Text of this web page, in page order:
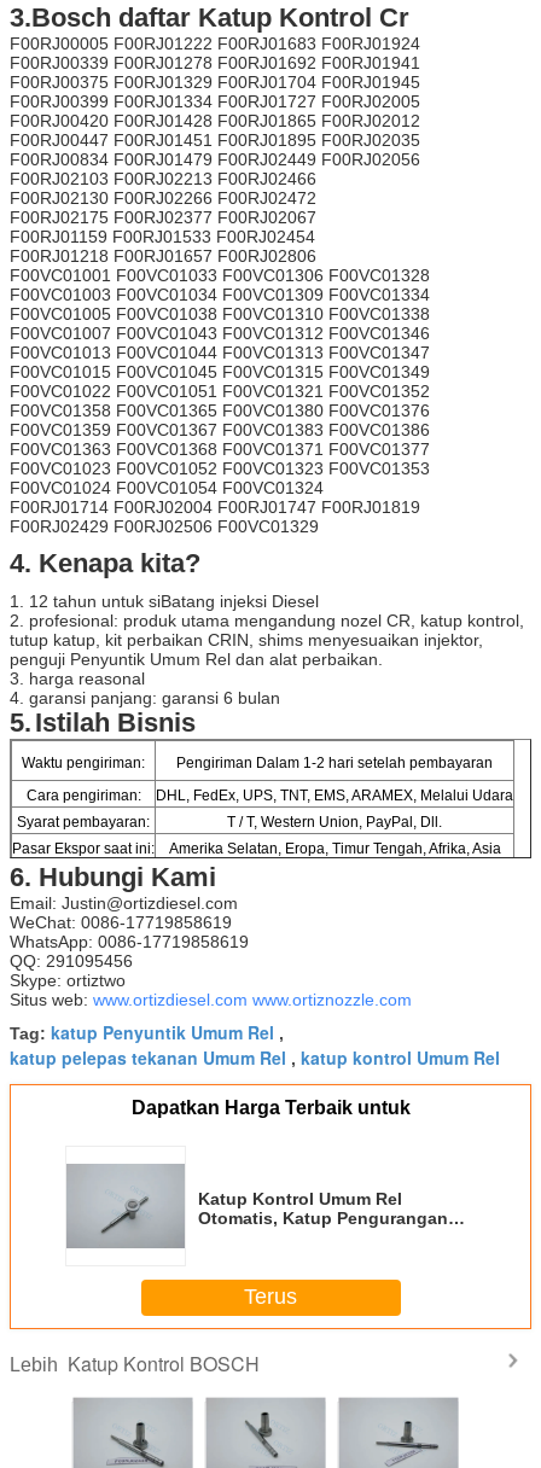
3.Bosch daftar Katup Kontrol Cr
F00RJ00005 F00RJ01222 F00RJ01683 F00RJ01924
F00RJ00339 F00RJ01278 F00RJ01692 F00RJ01941
F00RJ00375 F00RJ01329 F00RJ01704 F00RJ01945
F00RJ00399 F00RJ01334 F00RJ01727 F00RJ02005
F00RJ00420 F00RJ01428 F00RJ01865 F00RJ02012
F00RJ00447 F00RJ01451 F00RJ01895 F00RJ02035
F00RJ00834 F00RJ01479 F00RJ02449 F00RJ02056
F00RJ02103 F00RJ02213 F00RJ02466
F00RJ02130 F00RJ02266 F00RJ02472
F00RJ02175 F00RJ02377 F00RJ02067
F00RJ01159 F00RJ01533 F00RJ02454
F00RJ01218 F00RJ01657 F00RJ02806
F00VC01001 F00VC01033 F00VC01306 F00VC01328
F00VC01003 F00VC01034 F00VC01309 F00VC01334
F00VC01005 F00VC01038 F00VC01310 F00VC01338
F00VC01007 F00VC01043 F00VC01312 F00VC01346
F00VC01013 F00VC01044 F00VC01313 F00VC01347
F00VC01015 F00VC01045 F00VC01315 F00VC01349
F00VC01022 F00VC01051 F00VC01321 F00VC01352
F00VC01358 F00VC01365 F00VC01380 F00VC01376
F00VC01359 F00VC01367 F00VC01383 F00VC01386
F00VC01363 F00VC01368 F00VC01371 F00VC01377
F00VC01023 F00VC01052 F00VC01323 F00VC01353
F00VC01024 F00VC01054 F00VC01324
F00RJ01714 F00RJ02004 F00RJ01747 F00RJ01819
F00RJ02429 F00RJ02506 F00VC01329
4. Kenapa kita?
1. 12 tahun untuk siBatang injeksi Diesel
2. profesional: produk utama mengandung nozel CR, katup kontrol,
tutup katup, kit perbaikan CRIN, shims menyesuaikan injektor,
penguji Penyuntik Umum Rel dan alat perbaikan.
3. harga reasonal
4. garansi panjang: garansi 6 bulan
5. Istilah Bisnis
Waktu pengiriman:
Pengiriman Dalam 1-2 hari setelah pembayaran
Cara pengiriman:
DHL, FedEx, UPS, TNT, EMS, ARAMEX, Melalui Udara
Syarat pembayaran:
T / T, Western Union, PayPal, Dll.
Pasar Ekspor saat ini:
Amerika Selatan, Eropa, Timur Tengah, Afrika, Asia
6. Hubungi Kami
Email: Justin@ortizdiesel.com
WeChat: 0086-17719858619
WhatsApp: 0086-17719858619
QQ: 291095456
Skype: ortiztwo
Situs web: www.ortizdiesel.com www.ortiznozzle.com
Tag: katup Penyuntik Umum Rel ,
katup pelepas tekanan Umum Rel , katup kontrol Umum Rel
Dapatkan Harga Terbaik untuk
Katup Kontrol Umum Rel
Otomatis, Katup Pengurangan
Terus
Lebih Katup Kontrol BOSCH